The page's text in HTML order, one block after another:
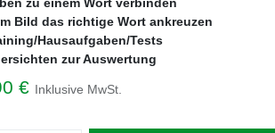
Bild das richtige Wort ankreuzen
Hausaufgaben/Tests
zur Auswertung
€ Inklusive MwSt.